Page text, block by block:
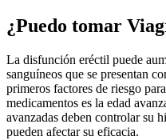
¿Puedo tomar
La disfunción eréctil puede
sanguíneos que se presentan
primeros factores de riesgo
medicamentos es la edad
avanzadas deben controlar su
pueden afectar su eficacia.